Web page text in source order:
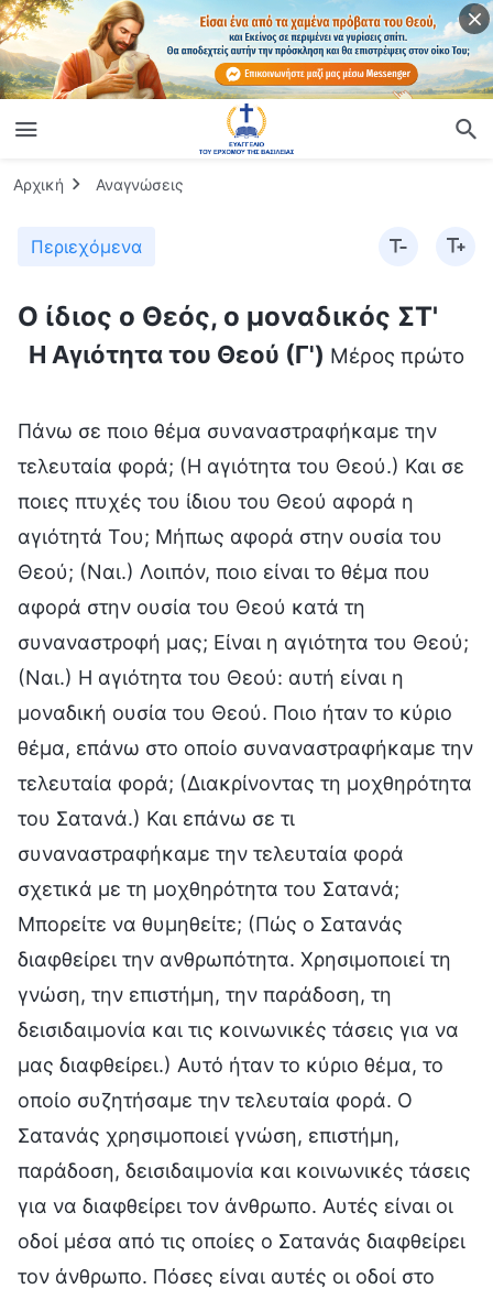
Αρχική Αναγνώσεις
Περιεχόμενα
Ο ίδιος ο Θεός, ο μοναδικός ΣΤ'
Η Αγιότητα του Θεού (Γ') Μέρος πρώτο
Πάνω σε ποιο θέμα συναναστραφήκαμε την
τελευταία φορά; (Η αγιότητα του Θεού.) Και σε
ποιες πτυχές του ίδιου του Θεού αφορά η
αγιότητά Του; Μήπως αφορά στην ουσία του
Θεού; (Ναι.) Λοιπόν, ποιο είναι το θέμα που
αφορά στην ουσία του Θεού κατά τη
συναναστροφή μας; Είναι η αγιότητα του Θεού;
(Ναι.) Η αγιότητα του Θεού: αυτή είναι η
μοναδική ουσία του Θεού. Ποιο ήταν το κύριο
θέμα, επάνω στο οποίο συναναστραφήκαμε την
τελευταία φορά; (Διακρίνοντας τη μοχθηρότητα
του Σατανά.) Και επάνω σε τι
συναναστραφήκαμε την τελευταία φορά
σχετικά με τη μοχθηρότητα του Σατανά;
Μπορείτε να θυμηθείτε; (Πώς ο Σατανάς
διαφθείρει την ανθρωπότητα. Χρησιμοποιεί τη
γνώση, την επιστήμη, την παράδοση, τη
δεισιδαιμονία και τις κοινωνικές τάσεις για να
μας διαφθείρει.) Αυτό ήταν το κύριο θέμα, το
οποίο συζητήσαμε την τελευταία φορά. Ο
Σατανάς χρησιμοποιεί γνώση, επιστήμη,
παράδοση, δεισιδαιμονία και κοινωνικές τάσεις
για να διαφθείρει τον άνθρωπο. Αυτές είναι οι
οδοί μέσα από τις οποίες ο Σατανάς διαφθείρει
τον άνθρωπο. Πόσες είναι αυτές οι οδοί στο